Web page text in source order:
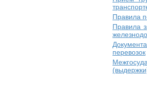
Правила
Правила
перевозок